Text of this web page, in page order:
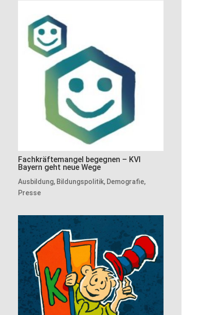
Fachkräftemangel begegnen – KVI
Bayern geht neue Wege
Ausbildung, Bildungspolitik, Demografie,
Presse